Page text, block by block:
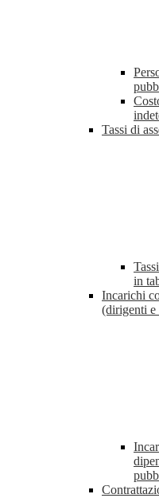
Tassi di
in
Incarichi
(dirigenti